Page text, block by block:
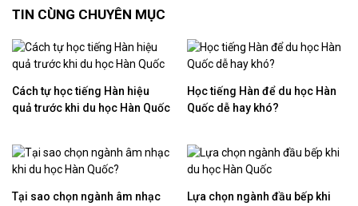
TIN CÙNG CHUYÊN MỤC
Cách tự học tiếng Hàn hiệu
quả trước khi du học Hàn Quốc
Học tiếng Hàn để du học Hàn
Quốc dễ hay khó?
Tại sao chọn ngành âm nhạc
Lựa chọn ngành đầu bếp khi